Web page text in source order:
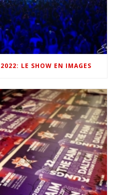
LE SHOW EN IMAGES